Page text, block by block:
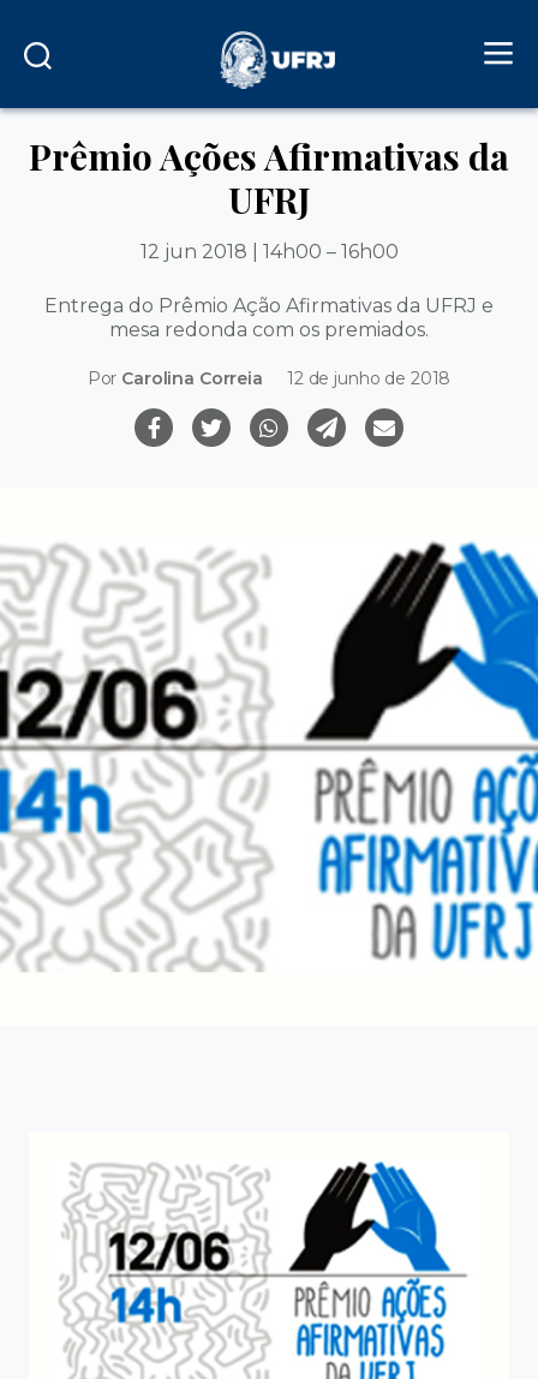
Prêmio Ações Afirmativas da
UFRJ
12 jun 2018 | 14h00 – 16h00
Entrega do Prêmio Ação Afirmativas da UFRJ e
mesa redonda com os premiados.
Por Carolina Correia 12 de junho de 2018